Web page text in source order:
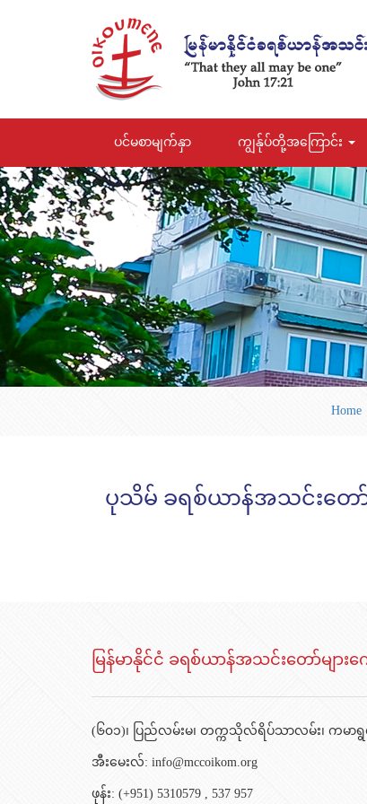
ပင်မစာမျက်နှာ ကျွန်ုပ်တို့အကြောင်း
Home
ပုသိမ် ခရစ်ယာန်အသင်းတော်
မြန်မာနိုင်ငံ ခရစ်ယာန်အသင်းတော်များ
(၆၀၁)၊ ပြည်လမ်းမ၊ တက္ကသိုလ်ရိပ်သာလမ်း၊ ကမာရွ
အီးမေးလ်:info@mccoikom.org
ဖုန်း:(+951) 5310579,537 957